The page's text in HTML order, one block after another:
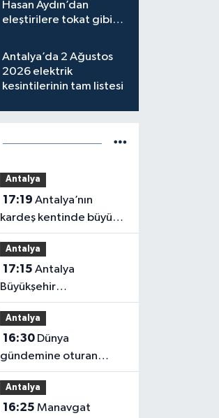
Hasan Aydın’dan
eleştirilere tokat gibi
Antalya’da 2 Ağustos
2026 elektrik
kesintilerinin tam listesi
Antalya
17:19
kardeş kentinde büyük
tanıtım
Antalya
17:15
Büyükşehir
Belediyesi’nden
üreticilere ücretsiz
destek
Antalya
16:30Dünya
gündemine oturan
Antalya teleferiğinin
son durumu belli oldu
Antalya
16:25